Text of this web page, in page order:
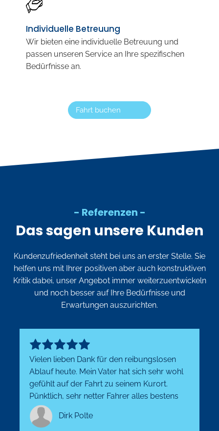
Individuelle Betreuung
Wir bieten eine individuelle Betreuung und
passen unseren Service an Ihre spezifischen
Bedürfnisse an.
Fahrt buchen
- Referenzen -
Das sagen unsere Kunden
Kundenzufriedenheit steht bei uns an erster Stelle. Sie
helfen uns mit Ihrer positiven aber auch konstruktiven
Kritik dabei, unser Angebot immer weiterzuentwickeln
und noch besser auf Ihre Bedürfnisse und
Erwartungen auszurichten.
Vielen lieben Dank für den reibungslosen
Ablauf heute. Mein Vater hat sich sehr wohl
gefühlt auf der Fahrt zu seinem Kurort.
Pünktlich, sehr netter Fahrer alles bestens
Dirk Polte